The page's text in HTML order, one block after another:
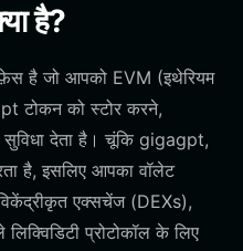
है?
है जो आपको EVM (इथेरियम
टोकन को स्टोर करने,
देता है। चूंकि gigagpt,
है, इसलिए आपका वॉलेट
एक्सचेंज (DEXs),
प्रोटोकॉल के लिए